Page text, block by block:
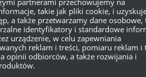
OQF 3-pdr o 115 sztuk (z 90 do
QF 6-pdr 8 cwt Mk. II o 80 sztuk (z
partnerami przechowujemy na
takie jak pliki cookie, i
a także przetwarzamy dane osobowe,
identyfikatory i standardowe
urządzenie, w celu zapewniania
reklam i treści, pomiaru reklam i
opinii odbiorców, a także rozwijania i